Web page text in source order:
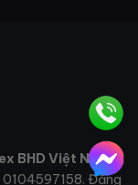
BHD Việt Nam
0104597158. Đăng